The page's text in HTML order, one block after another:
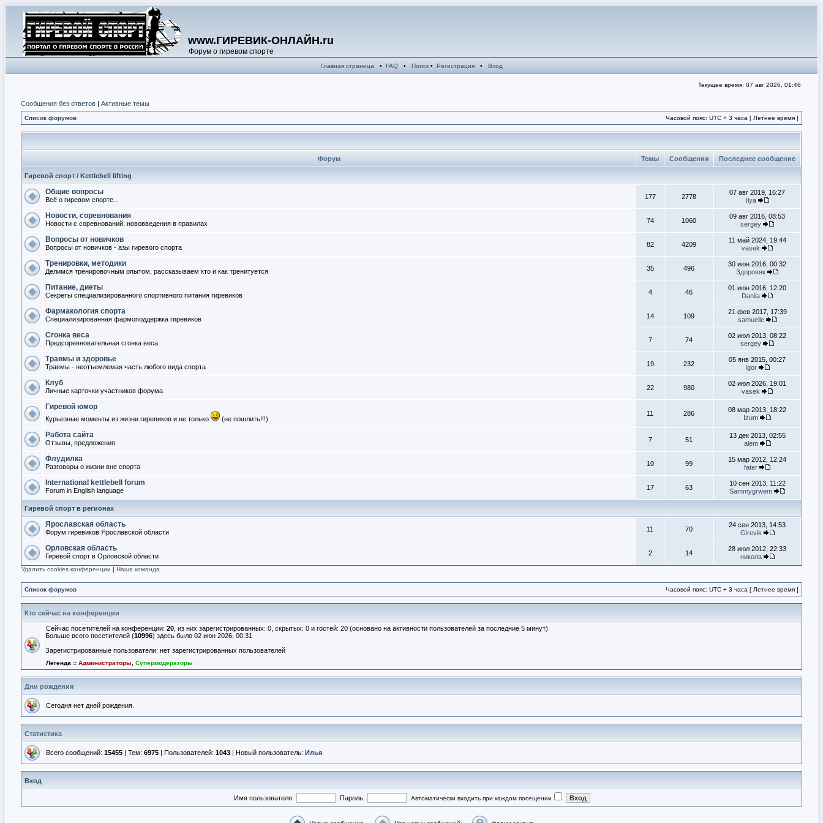
www.ГИРЕВИК-ОНЛАЙН.ru
Форум о гиревом спорте
Главная страница • FAQ• Поиск• Регистрация• Вход
Текущее время: 07 авг 2026, 01:46
Сообщения без ответов | Активные темы
Список форумов Часовой пояс: UTC + 3 часа [ Летнее время ]
Форум Темы Сообщения Последнее сообщение
Гиревой спорт / Kettlebell lifting
Общие вопросы
Всё о гиревом спорте... 177 2778
07 авг 2019, 16:27
Ilya
Новости, соревнования
Новости с соревнований, нововведения в правилах 74 1060
09 авг 2016, 08:53
sergey
Вопросы от новичков
Вопросы от новичков - азы гиревого спорта 82 4209
11 май 2024, 19:44
vasek
Тренировки, методики
Делимся тренировочным опытом, рассказываем кто и как тренитуется 35 496
30 июн 2016, 00:32
Здоровяк
Питание, диеты
Секреты специализированного спортивного питания гиревиков 4 46
01 июн 2016, 12:20
Danila
Фармакология спорта
Специализированная фармоподдержка гиревиков 14 109
21 фев 2017, 17:39
samuelle
Сгонка веса
Предсоревновательная сгонка веса 7 74
02 июл 2013, 08:22
sergey
Травмы и здоровье
Травмы - неотъемлемая часть любого вида спорта 19 232
05 янв 2015, 00:27
Igor
Клуб
Личные карточки участников форума 22 980
02 июл 2026, 19:01
vasek
Гиревой юмор
Курьезные моменты из жизни гиревиков и не только (не пошлить!!!)
11 286
08 мар 2013, 18:22
Izum
Работа сайта
Отзывы, предложения 7 51
13 дек 2013, 02:55
alem
Флудилка
Разговоры о жизни вне спорта 10 99
15 мар 2012, 12:24
fater
International kettlebell forum
Forum in English language 17 63
10 сен 2013, 11:22
Sammygrwem
Гиревой спорт в регионах
Ярославская область
Форум гиревиков Ярославской области 11 70
24 сен 2013, 14:53
Girevik
Орловская область
Гиревой спорт в Орловской области 2 14
28 июл 2012, 22:33
никола
Удалить cookies конференции | Наша команда
Список форумов Часовой пояс: UTC + 3 часа [ Летнее время ]
Кто сейчас на конференции
Сейчас посетителей на конференции: 20 , из них зарегистрированных: 0, скрытых: 0 и гостей: 20 (основано на активности пользователей за последние 5 минут)
Больше всего посетителей (10996) здесь было 02 июн 2026, 00:31
Зарегистрированные пользователи: нет зарегистрированных пользователей
Легенда :: Администраторы Супермодераторы
Дни рождения
Сегодня нет дней рождения.
Статистика
Всего сообщений: 15455 | Тем: 6975 | Пользователей: 1043 | Новый пользователь: Илья
Вход
Имя пользователя: Пароль: Автоматически входить при каждом посещении